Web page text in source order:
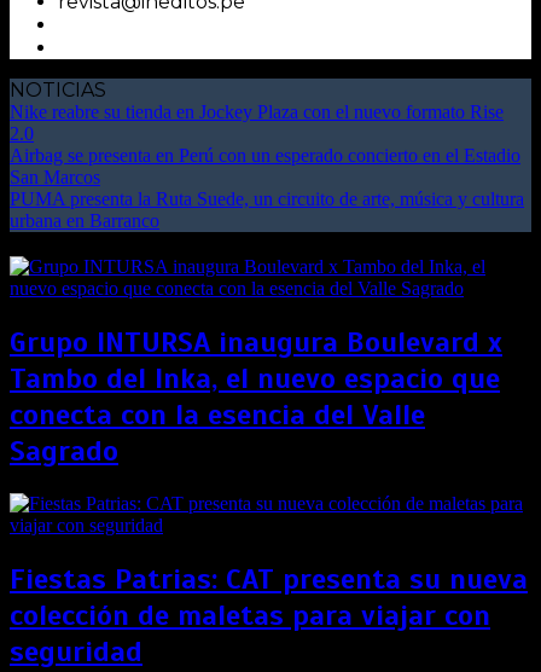
NOTICIAS
Nike reabre su tienda en Jockey Plaza con el nuevo formato Rise
2.0
Airbag se presenta en Perú con un esperado concierto en el Estadio
San Marcos
PUMA presenta la Ruta Suede, un circuito de arte, música y cultura
urbana en Barranco
Grupo INTURSA inaugura Boulevard x
Tambo del Inka, el nuevo espacio que
conecta con la esencia del Valle
Sagrado
Fiestas Patrias: CAT presenta su nueva
colección de maletas para viajar con
seguridad